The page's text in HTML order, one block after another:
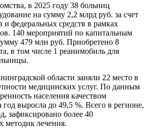
в 2025 году 38 больниц
на сумму 2,2 млрд руб. за счет
и федеральных средств в рамках
140 мероприятий по капитальным
479 млн руб. Приобретено 8
в том числе 1 реанимобиль для
области заняли 22 место в
медицинских услуг. По данным
населения качеством
год выросла до 49,5 %. Всего в регионе,
зафиксировано более 40
методик лечения.